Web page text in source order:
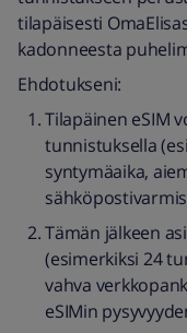
tilapäisesti
kadonneesta
Ehdotukseni:
Tilapäinen eSIM
tunnistuksella
syntymäaika,
Tämän jälkeen
(esimerkiksi 24
vahva
eSIMin